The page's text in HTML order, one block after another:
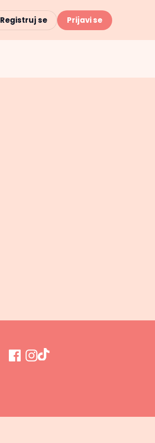
Registruj se Prijavi se